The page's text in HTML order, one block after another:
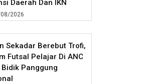
Daerah Dan IKN
2026
Sekadar Berebut Trofi,
Futsal Pelajar Di ANC
Panggung